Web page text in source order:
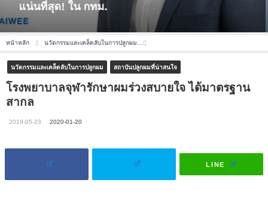
เปล่าเอ่ย!?
หน้าหลัก นวัตกรรมและเคล็ดลับในการปลูกผม
นวัตกรรมและเคล็ดลับในการปลูกผม สถาบันปลูกผมที่น่าสนใจ
โรงพยาบาลจุฬารักษาผมร่วงสบายใจ ได้มาตรฐาน
สากล
2019-05-23 2020-01-20
LINE